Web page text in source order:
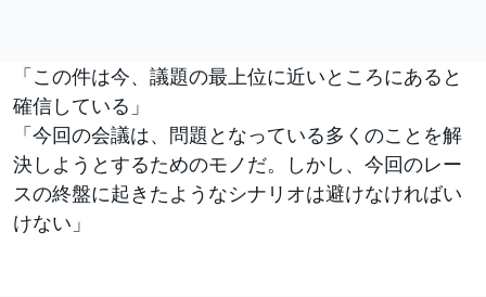
「この件は今、議題の最上位に近いところにあると
確信している」
「今回の会議は、問題となっている多くのことを解
決しようとするためのモノだ。しかし、今回のレー
スの終盤に起きたようなシナリオは避けなければい
けない」